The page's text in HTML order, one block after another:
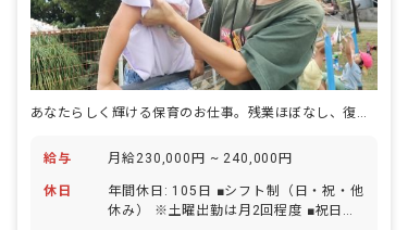
給与 月給230,000円 ~ 240,000円
休日
年間休日: 105日 ■シフト制（日・祝・他
休み） ※土曜出勤は月2回程度 ■祝日